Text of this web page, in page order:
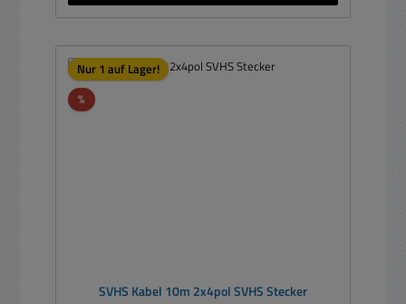
Nur 1 auf Lager!
%Rabatt
SVHS Kabel 10m 2x4pol SVHS Stecker